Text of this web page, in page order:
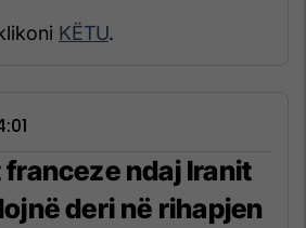
KËTU.
ndaj Iranit
deri në rihapjen